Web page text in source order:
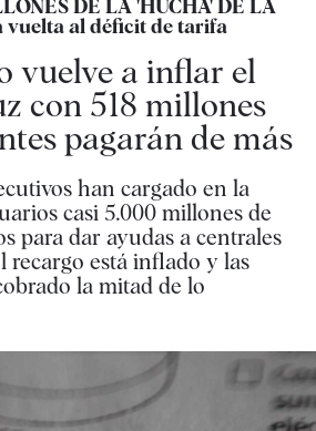
DE LA 'HUCHA' DE LA
vuelta al déficit de tarifa
vuelve a inflar el
con 518 millones
pagarán de más
han cargado en la
casi 5.000 millones de
para dar ayudas a centrales
recargo está inflado y las
la mitad de lo